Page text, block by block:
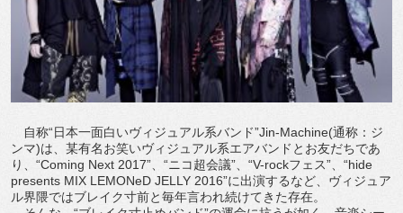
自称“日本一面白いヴィジュアル系バンド”Jin-Machine(通称：ジ
ンマ)は、某有名お笑いヴィジュアル系エアバンドとお友だちであ
り、“Coming Next 2017”、“ニコ超会議”、“V-rockフェス”、“hide
presents MIX LEMONeD JELLY 2016”に出演するなど、ヴィジュア
ル界隈ではブレイク寸前と毎年言われ続けてきた存在。